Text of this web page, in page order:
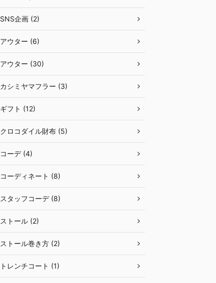
SNS企画 (2)
アウター (6)
アウター (30)
カシミヤマフラー (3)
ギフト (12)
クロコダイル財布 (5)
コーデ (4)
コーディネート (8)
スタッフコーデ (8)
ストール (2)
ストール巻き方 (2)
トレンチコート (1)